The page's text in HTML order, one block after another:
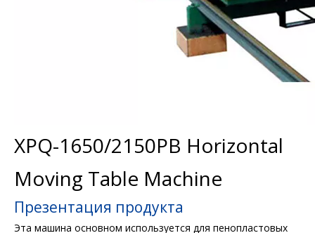
XPQ-1650/2150PB Horizontal
Moving Table Machine
Презентация продукта
Эта машина основном используется для пенопластовых